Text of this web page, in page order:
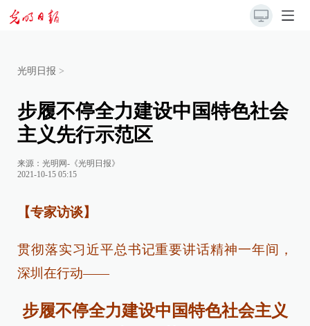
光明日报 >
步履不停全力建设中国特色社会
主义先行示范区
来源： 光明网-《光明日报》
2021-10-15 05:15
【专家访谈】
贯彻落实习近平总书记重要讲话精神一年间，
深圳在行动——
步履不停全力建设中国特色社会主义